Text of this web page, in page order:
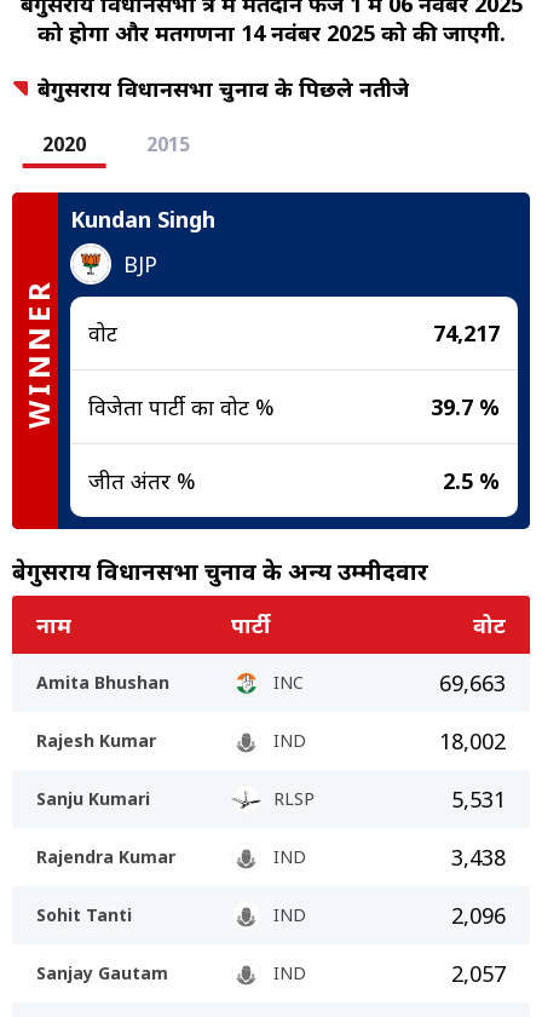
को होगा और मतगणना 14 नवंबर 2025 को की जाएगी.
बेगुसराय विधानसभा चुनाव के पिछले नतीजे
2020 2015
WINNER
Kundan Singh
BJP
वोट 74,217
विजेता पार्टी का वोट % 39.7 %
जीत अंतर % 2.5 %
बेगुसराय विधानसभा चुनाव के अन्य उम्मीदवार
नाम पार्टी वोट
Amita Bhushan INC 69,663
Rajesh Kumar IND 18,002
Sanju Kumari RLSP 5,531
Rajendra Kumar IND 3,438
Sohit Tanti IND 2,096
Sanjay Gautam IND 2,057